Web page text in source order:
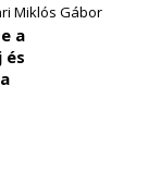
Miklós Gábor
a
és